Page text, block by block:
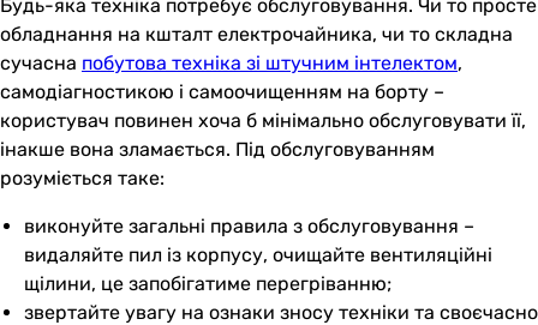
Будь-яка техніка потребує обслуговування. Чи то просте
обладнання на кшталт електрочайника, чи то складна
сучасна побутова техніка зі штучним інтелектом,
самодіагностикою і самоочищенням на борту –
користувач повинен хоча б мінімально обслуговувати її,
інакше вона зламається. Під обслуговуванням
розуміється таке:
виконуйте загальні правила з обслуговування –
видаляйте пил із корпусу, очищайте вентиляційні
щілини, це запобігатиме перегріванню;
звертайте увагу на ознаки зносу техніки та своєчасно